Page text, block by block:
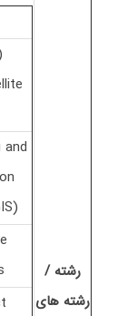
رشته /
رشته های